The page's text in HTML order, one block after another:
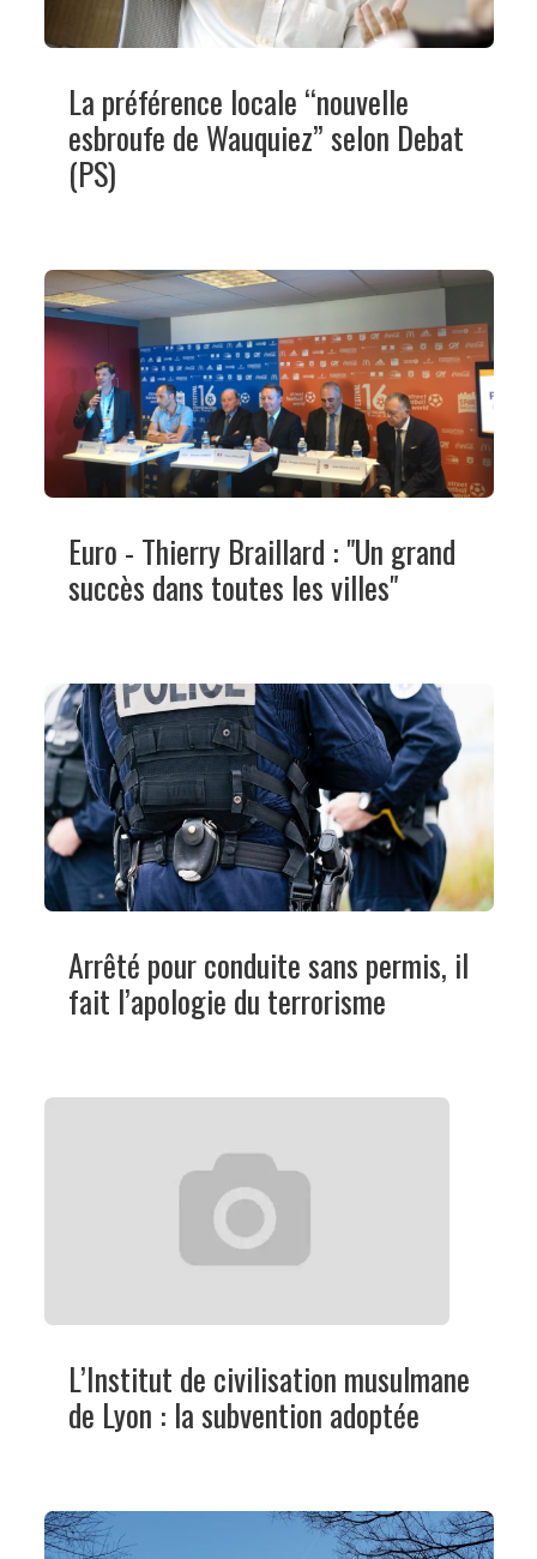
La préférence locale “nouvelle
esbroufe de Wauquiez” selon Debat
(PS)
Euro - Thierry Braillard : "Un grand
succès dans toutes les villes"
Arrêté pour conduite sans permis, il
fait l’apologie du terrorisme
L’Institut de civilisation musulmane
de Lyon : la subvention adoptée